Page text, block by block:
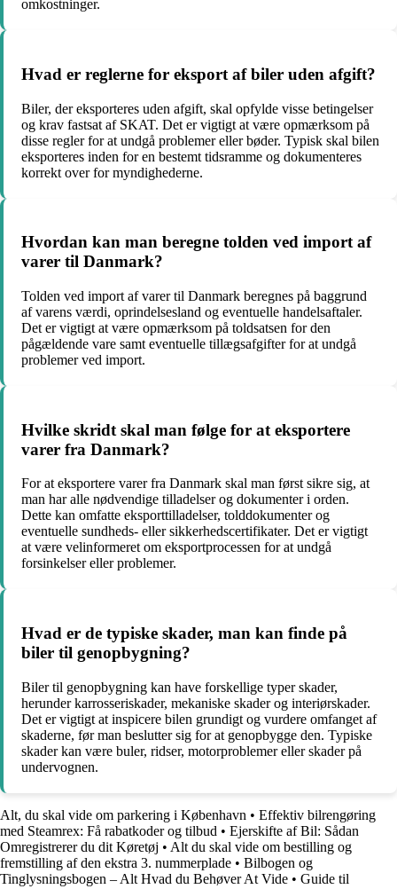
omkostninger.
Hvad er reglerne for eksport af biler uden afgift?
Biler, der eksporteres uden afgift, skal opfylde visse betingelser
og krav fastsat af SKAT. Det er vigtigt at være opmærksom på
disse regler for at undgå problemer eller bøder. Typisk skal bilen
eksporteres inden for en bestemt tidsramme og dokumenteres
korrekt over for myndighederne.
Hvordan kan man beregne tolden ved import af
varer til Danmark?
Tolden ved import af varer til Danmark beregnes på baggrund
af varens værdi, oprindelsesland og eventuelle handelsaftaler.
Det er vigtigt at være opmærksom på toldsatsen for den
pågældende vare samt eventuelle tillægsafgifter for at undgå
problemer ved import.
Hvilke skridt skal man følge for at eksportere
varer fra Danmark?
For at eksportere varer fra Danmark skal man først sikre sig, at
man har alle nødvendige tilladelser og dokumenter i orden.
Dette kan omfatte eksporttilladelser, tolddokumenter og
eventuelle sundheds- eller sikkerhedscertifikater. Det er vigtigt
at være velinformeret om eksportprocessen for at undgå
forsinkelser eller problemer.
Hvad er de typiske skader, man kan finde på
biler til genopbygning?
Biler til genopbygning kan have forskellige typer skader,
herunder karrosseriskader, mekaniske skader og interiørskader.
Det er vigtigt at inspicere bilen grundigt og vurdere omfanget af
skaderne, før man beslutter sig for at genopbygge den. Typiske
skader kan være buler, ridser, motorproblemer eller skader på
undervognen.
Alt, du skal vide om parkering i København • Effektiv bilrengøring
med Steamrex: Få rabatkoder og tilbud • Ejerskifte af Bil: Sådan
Omregistrerer du dit Køretøj • Alt du skal vide om bestilling og
fremstilling af den ekstra 3. nummerplade • Bilbogen og
Tinglysningsbogen – Alt Hvad du Behøver At Vide • Guide til